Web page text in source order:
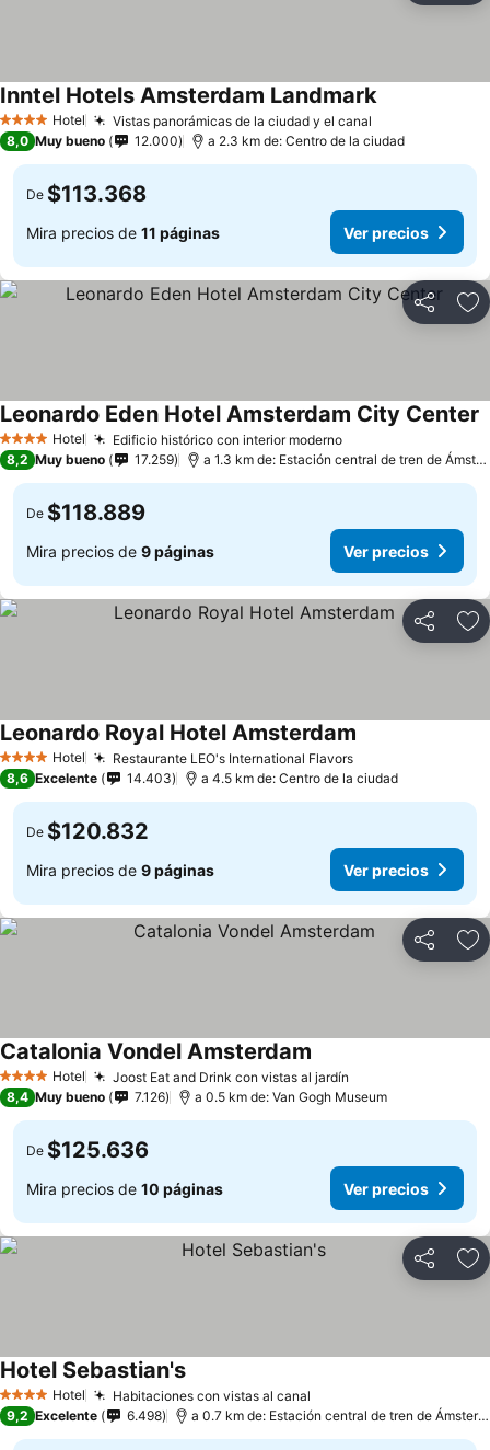
4 EstrellasHotel Vistas panorámicas de la ciudad y el canal
Inntel Hotels Amsterdam Landmark
8,0 Muy bueno 12.000 a 2.3 km de: Centro de la ciudad
De $113.368
Mira precios de 11 páginas Ver precios
Compartir
4 EstrellasHotel Edificio histórico con interior moderno
Leonardo Eden Hotel Amsterdam City Center
8,2 Muy bueno 17.259 a 1.3 km de: Estación central de tren de Ámsterdam
De $118.889
Mira precios de 9 páginas Ver precios
Compartir
4 EstrellasHotel Restaurante LEO's International Flavors
Leonardo Royal Hotel Amsterdam
8,6 Excelente 14.403 a 4.5 km de: Centro de la ciudad
De $120.832
Mira precios de 9 páginas Ver precios
Compartir
4 EstrellasHotel Joost Eat and Drink con vistas al jardín
Catalonia Vondel Amsterdam
8,4 Muy bueno 7.126 a 0.5 km de: Van Gogh Museum
De $125.636
Mira precios de 10 páginas Ver precios
Compartir
4 EstrellasHotel Habitaciones con vistas al canal
Hotel Sebastian's
9,2 Excelente 6.498 a 0.7 km de: Estación central de tren de Ámsterdam